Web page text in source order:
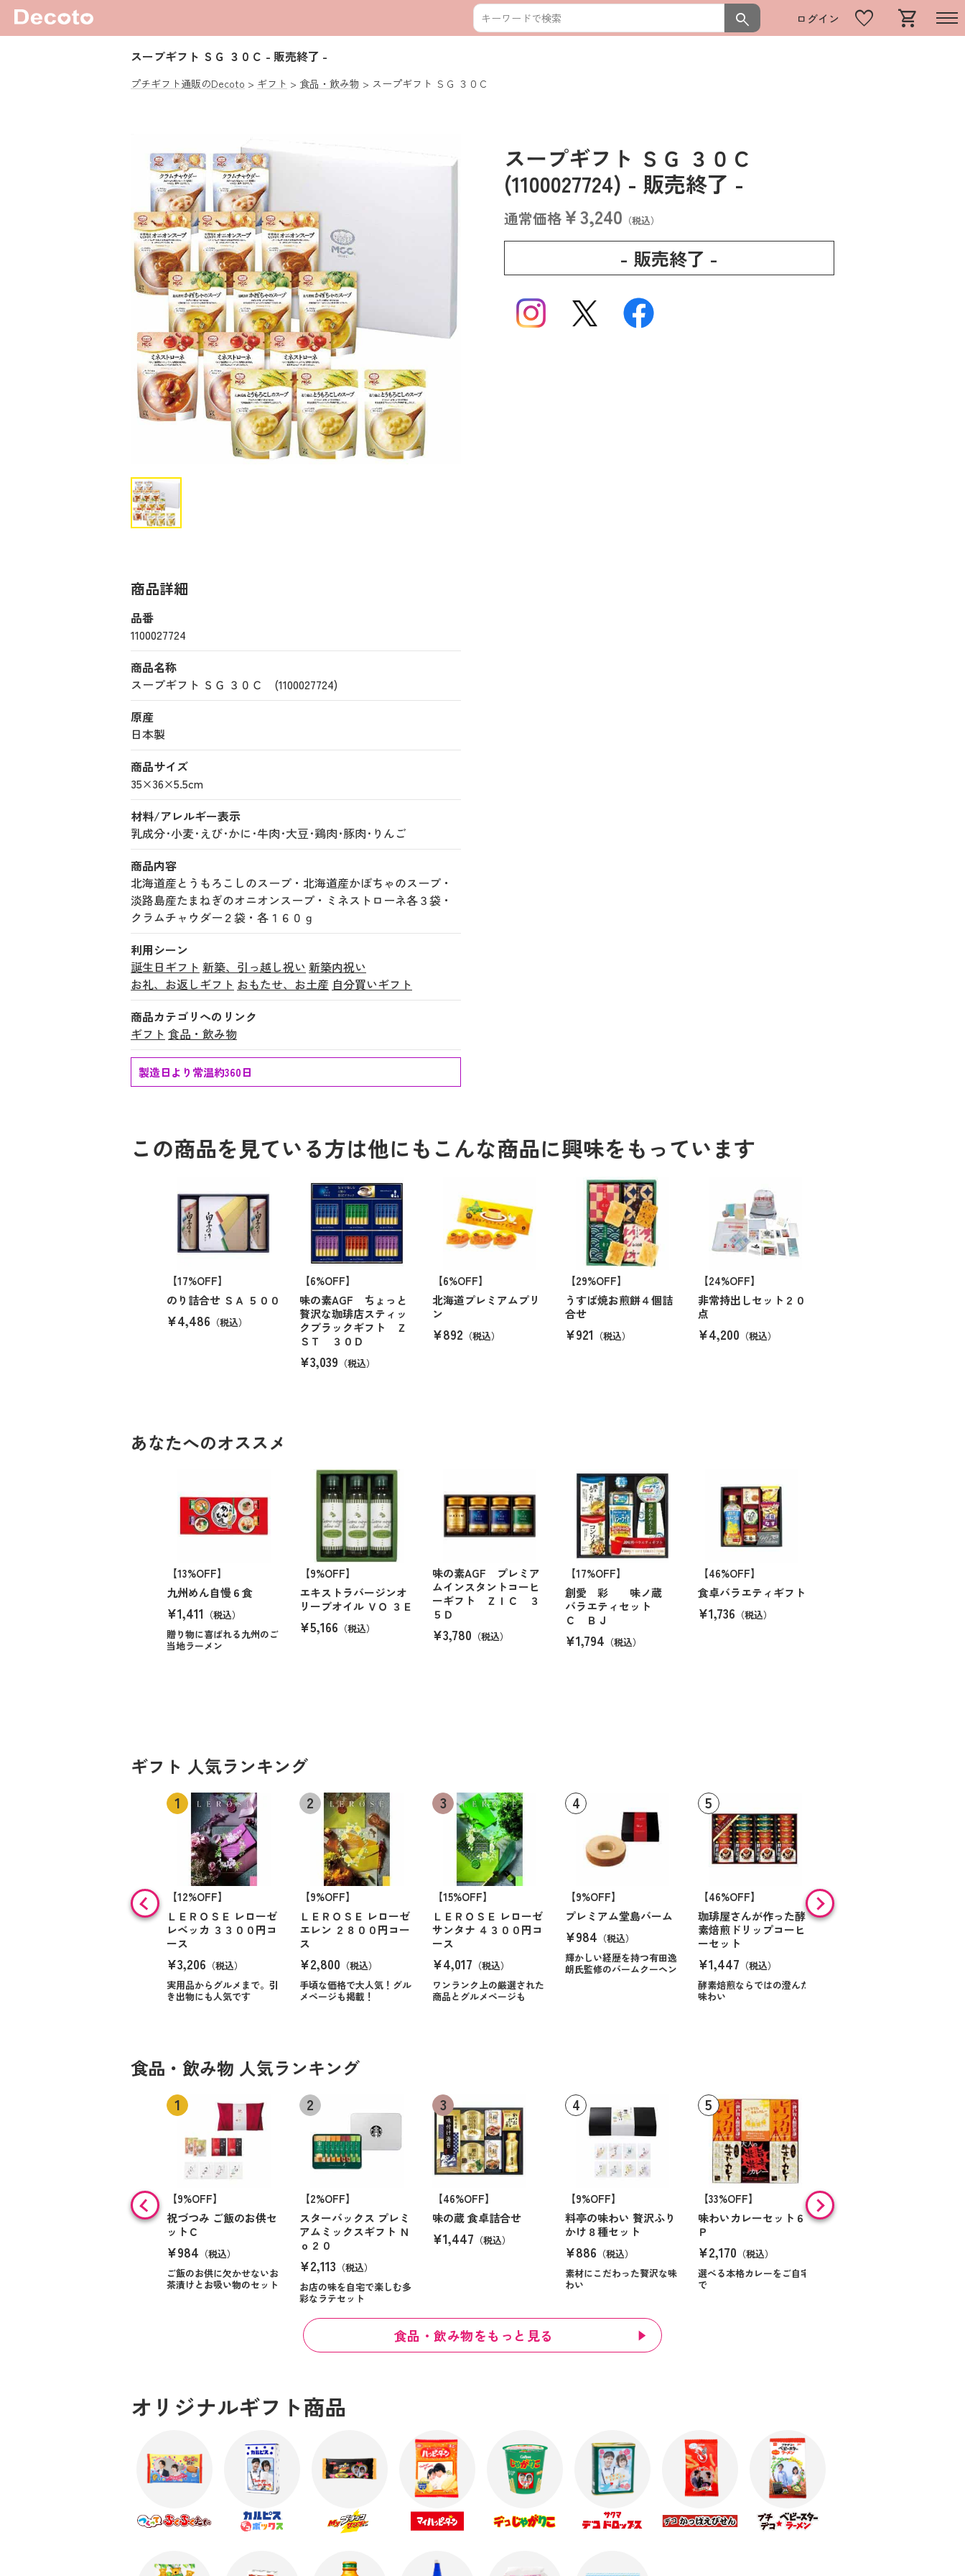
search ログイン favorite shopping_cart
スープギフト ＳＧ ３０Ｃ - 販売終了 -
プチギフト通販のDecoto ギフト 食品・飲み物 スープギフト ＳＧ ３０Ｃ
スープギフト ＳＧ ３０Ｃ
(1100027724) - 販売終了 -
通常価格￥3,240 （税込）
- 販売終了 -
商品詳細
品番
1100027724
商品名称
スープギフト ＳＧ ３０Ｃ (1100027724)
原産
日本製
商品サイズ
35×36×5.5cm
材料/アレルギー表示
乳成分･小麦･えび･かに･牛肉･大豆･鶏肉･豚肉･りんご
商品内容
北海道産とうもろこしのスープ・北海道産かぼちゃのスープ・
淡路島産たまねぎのオニオンスープ・ミネストローネ各３袋・
クラムチャウダー２袋・各１６０ｇ
利用シーン
誕生日ギフト 新築、引っ越し祝い 新築内祝い
お礼、お返しギフト おもたせ、お土産 自分買いギフト
商品カテゴリへのリンク
ギフト 食品・飲み物
製造日より常温約360日
この商品を見ている方は他にもこんな商品に興味をもっています
【17%OFF】
のり詰合せ ＳＡ ５００
¥4,486 （税込）
【6%OFF】
味の素AGF ちょっと
贅沢な珈琲店スティッ
クブラックギフト Ｚ
ＳＴ ３０Ｄ
¥3,039 （税込）
【6%OFF】
北海道プレミアムプリ
ン
¥892 （税込）
【29%OFF】
うすば焼お煎餅４個詰
合せ
¥921 （税込）
【24%OFF】
非常持出しセット２０
点
¥4,200 （税込）
あなたへのオススメ
【13%OFF】
九州めん自慢６食
¥1,411 （税込）
贈り物に喜ばれる九州のご
当地ラーメン
【9%OFF】
エキストラバージンオ
リーブオイル ＶＯ ３Ｅ
¥5,166 （税込）
味の素AGF プレミア
ムインスタントコーヒ
ーギフト ＺＩＣ ３
５Ｄ
¥3,780 （税込）
【17%OFF】
創愛 彩 味ノ蔵
バラエティセット
Ｃ ＢＪ
¥1,794 （税込）
【46%OFF】
食卓バラエティギフト
¥1,736 （税込）
ギフト 人気ランキング
【12%OFF】
ＬＥＲＯＳＥ レローゼ
レベッカ ３３００円コ
ース
¥3,206 （税込）
実用品からグルメまで。引
き出物にも人気です
【9%OFF】
ＬＥＲＯＳＥ レローゼ
エレン ２８００円コー
ス
¥2,800 （税込）
手頃な価格で大人気！グル
メページも掲載！
【15%OFF】
ＬＥＲＯＳＥ レローゼ
サンタナ ４３００円コ
ース
¥4,017 （税込）
ワンランク上の厳選された
商品とグルメページも
【9%OFF】
プレミアム堂島バーム
¥984 （税込）
輝かしい経歴を持つ有田逸
朗氏監修のバームクーヘン
【46%OFF】
珈琲屋さんが作った酵
素焙煎ドリップコーヒ
ーセット
¥1,447 （税込）
酵素焙煎ならではの澄んだ
味わい
【9%OFF】
アラン・ド・パリ ショ
食品・飲み物 人気ランキング
【9%OFF】
祝づつみ ご飯のお供セ
ットＣ
¥984 （税込）
ご飯のお供に欠かせないお
茶漬けとお吸い物のセット
【2%OFF】
スターバックス プレミ
アムミックスギフト Ｎ
ｏ２０
¥2,113 （税込）
お店の味を自宅で楽しむ多
彩なラテセット
【46%OFF】
味の蔵 食卓詰合せ
¥1,447 （税込）
【9%OFF】
料亭の味わい 贅沢ふり
かけ８種セット
¥886 （税込）
素材にこだわった贅沢な味
わい
【33%OFF】
味わいカレーセット６
Ｐ
¥2,170 （税込）
選べる本格カレーをご自宅
で
【9%OFF】
味の素 「クノールＲ」
食品・飲み物をもっと見る
オリジナルギフト商品